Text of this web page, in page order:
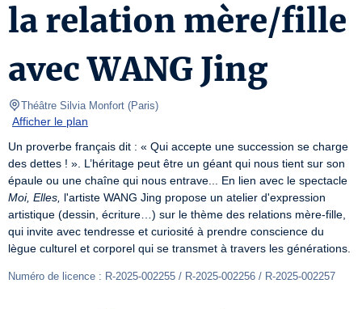
la relation mère/fille
avec WANG Jing
Théâtre Silvia Monfort (Paris)
Afficher le plan
Un proverbe français dit : « Qui accepte une succession se charge
des dettes ! ». L’héritage peut être un géant qui nous tient sur son
Moi, Elles, l'artiste WANG Jing propose un atelier d'expression
artistique (dessin, écriture…) sur le thème des relations mère-fille,
qui invite avec tendresse et curiosité à prendre conscience du
lègue culturel et corporel qui se transmet à travers les générations.
Numéro de licence : R-2025-002255 / R-2025-002256 / R-2025-002257